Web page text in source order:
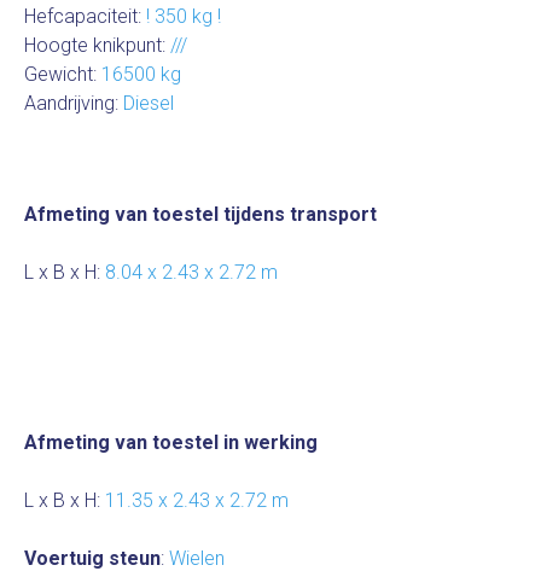
Hefcapaciteit: ! 350 kg !
Hoogte knikpunt: ///
Gewicht: 16500 kg
Aandrijving: Diesel
Afmeting van toestel tijdens transport
L x B x H: 8.04 x 2.43 x 2.72 m
Afmeting van toestel in werking
L x B x H: 11.35 x 2.43 x 2.72 m
Voertuig steun: Wielen